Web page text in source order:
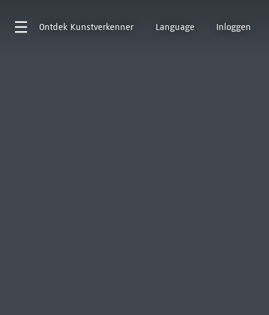
Ontdek Kunstverkenner Language Inloggen